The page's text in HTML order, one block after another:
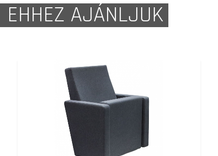
EHHEZ AJÁNLJUK